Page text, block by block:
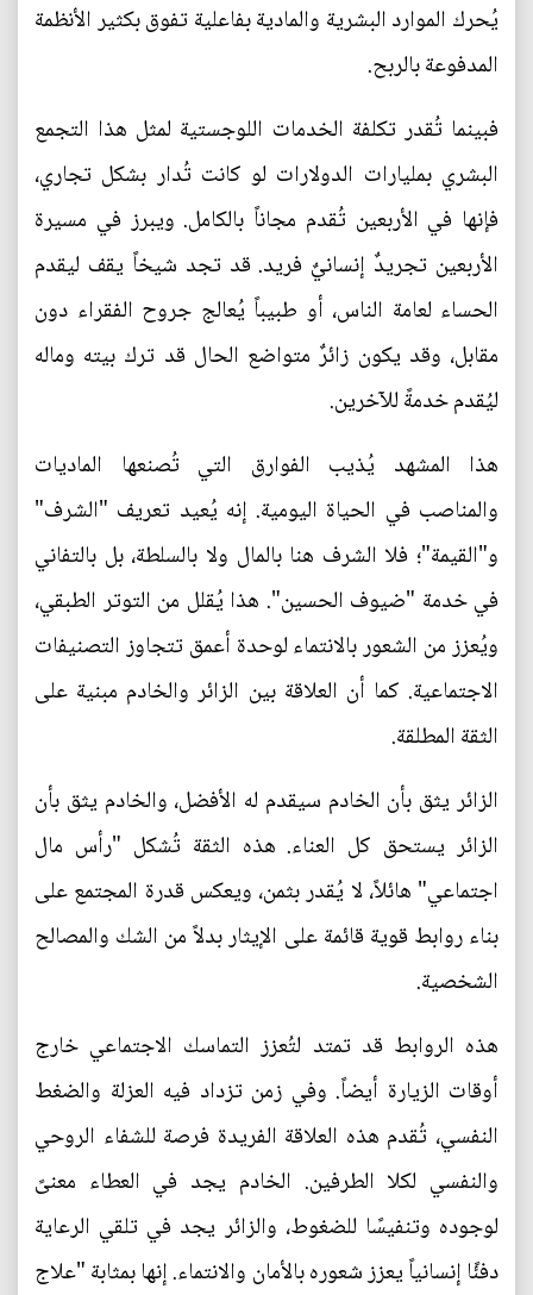
يُحرك الموارد البشرية والمادية بفاعلية تفوق بكثير الأنظمة
المدفوعة بالربح.
فبينما تُقدر تكلفة الخدمات اللوجستية لمثل هذا التجمع
البشري بمليارات الدولارات لو كانت تُدار بشكل تجاري،
فإنها في الأربعين تُقدم مجاناً بالكامل. ويبرز في مسيرة
الأربعين تجريدٌ إنسانيٌ فريد. قد تجد شيخاً يقف ليقدم
الحساء لعامة الناس، أو طبيباً يُعالج جروح الفقراء دون
مقابل، وقد يكون زائرٌ متواضع الحال قد ترك بيته وماله
ليُقدم خدمةً للآخرين.
هذا المشهد يُذيب الفوارق التي تُصنعها الماديات
والمناصب في الحياة اليومية. إنه يُعيد تعريف "الشرف"
و"القيمة"؛ فلا الشرف هنا بالمال ولا بالسلطة، بل بالتفاني
في خدمة "ضيوف الحسين". هذا يُقلل من التوتر الطبقي،
ويُعزز من الشعور بالانتماء لوحدة أعمق تتجاوز التصنيفات
الاجتماعية. كما أن العلاقة بين الزائر والخادم مبنية على
الثقة المطلقة.
الزائر يثق بأن الخادم سيقدم له الأفضل، والخادم يثق بأن
الزائر يستحق كل العناء. هذه الثقة تُشكل "رأس مال
اجتماعي" هائلاً، لا يُقدر بثمن، ويعكس قدرة المجتمع على
بناء روابط قوية قائمة على الإيثار بدلاً من الشك والمصالح
الشخصية.
هذه الروابط قد تمتد لتُعزز التماسك الاجتماعي خارج
أوقات الزيارة أيضاً. وفي زمن تزداد فيه العزلة والضغط
النفسي، تُقدم هذه العلاقة الفريدة فرصة للشفاء الروحي
والنفسي لكلا الطرفين. الخادم يجد في العطاء معنىً
لوجوده وتنفيسًا للضغوط، والزائر يجد في تلقي الرعاية
دفئًا إنسانياً يعزز شعوره بالأمان والانتماء. إنها بمثابة "علاج